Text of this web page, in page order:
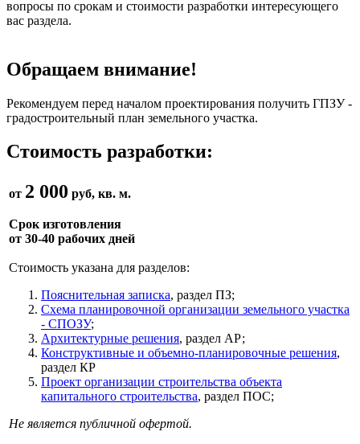
вопросы по срокам и стоимости разработки интересующего
вас раздела.
Обращаем внимание!
Рекомендуем перед началом проектирования получить ГПЗУ -
градостроительный план земельного участка.
Стоимость разработки:
от 2 000 руб, кв. м.
Срок изготовления
от 30-40 рабочих дней
Стоимость указана для разделов:
Пояснительная записка, раздел ПЗ;
Схема планировочной организации земельного участка
- СПОЗУ;
Архитектурные решения, раздел АР;
Конструктивные и объемно-планировочные решения,
раздел КР
Проект организации строительства объекта
капитального строительства, раздел ПОС;
Не является публичной офертой.